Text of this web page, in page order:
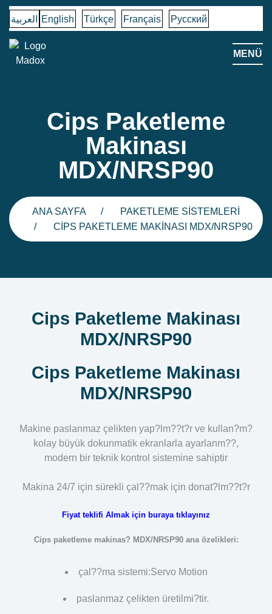
العربية English Türkçe Français Русский
MENÜ
Cips Paketleme
Makinası
MDX/NRSP90
ANA SAYFA
PAKETLEME SISTEMLERI
CIPS PAKETLEME MAKINASI MDX/NRSP90
Cips Paketleme Makinası
MDX/NRSP90
Cips Paketleme Makinası
MDX/NRSP90
Makine paslanmaz çelikten yap?lm??t?r ve kullan?m?
kolay büyük dokunmatik ekranlarla ayarlanm??,
modern bir teknik kontrol sistemine sahiptir
Makina 24/7 için sürekli çal??mak için donat?lm??t?r
Fiyat teklifi Almak için buraya tıklayınız
Cips paketleme makinas? MDX/NRSP90 ana özelikleri:
çal??ma sistemi:Servo Motion
paslanmaz çelikten üretilmi?tir.